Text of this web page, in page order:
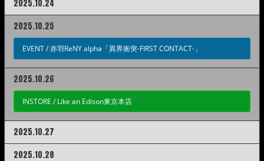
2025.10.24
2025.10.25
EVENT /赤羽ReNY alpha「異界衝突-FIRST CONTACT-」
2025.10.26
INSTORE /Like an Edison東京本店
2025.10.27
2025.10.28